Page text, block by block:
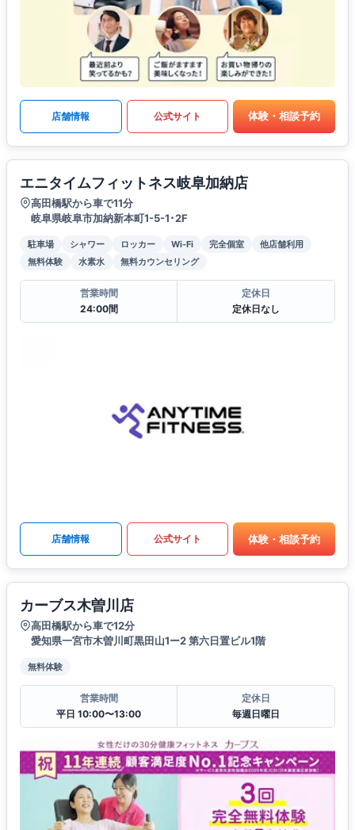
店舗情報 公式サイト 体験・相談予約
エニタイムフィットネス岐阜加納店
高田橋駅から車で11分
岐阜県岐阜市加納新本町1-5-1･2F
駐車場 シャワー ロッカー Wi-Fi 完全個室
他店舗利用
無料体験
水素水 無料カウンセリング
営業時間
24:00間
定休日
定休日なし
店舗情報 公式サイト 体験・相談予約
カーブス木曽川店
高田橋駅から車で12分
愛知県一宮市木曽川町黒田山1ー2 第六日置ビル1階
無料体験
営業時間
平日 10:00〜13:00
定休日
毎週日曜日